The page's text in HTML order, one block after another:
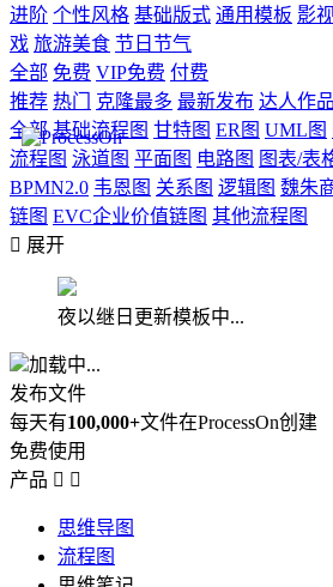
进阶 个性风格 基础版式 通用模板 影
戏 旅游美食 节日节气
全部 免费 VIP免费 付费
推荐 热门 克隆最多 最新发布 达人作品
全部 基础流程图 甘特图 ER图 UML图
流程图 泳道图 平面图 电路图 图表/表
BPMN2.0 韦恩图 关系图 逻辑图 魏朱
链图 EVC企业价值链图 其他流程图
 展开
夜以继日更新模板中...
加载中...
发布文件
每天有100,000+文件在ProcessOn创建
免费使用
产品  
思维导图
流程图